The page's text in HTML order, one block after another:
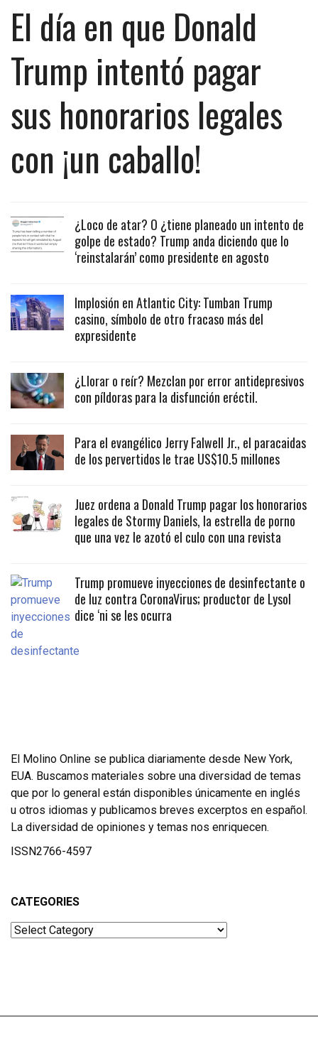
El día en que Donald
Trump intentó pagar
sus honorarios legales
con ¡un caballo!
¿Loco de atar? O ¿tiene planeado un intento de
golpe de estado? Trump anda diciendo que lo
‘reinstalarán’ como presidente en agosto
Implosión en Atlantic City: Tumban Trump
casino, símbolo de otro fracaso más del
expresidente
¿Llorar o reír? Mezclan por error antidepresivos
con píldoras para la disfunción eréctil.
Para el evangélico Jerry Falwell Jr., el paracaidas
de los pervertidos le trae US$10.5 millones
Juez ordena a Donald Trump pagar los honorarios
legales de Stormy Daniels, la estrella de porno
que una vez le azotó el culo con una revista
Trump promueve inyecciones de desinfectante o
de luz contra CoronaVirus; productor de Lysol
dice ‘ni se les ocurra
El Molino Online se publica diariamente desde New York,
EUA. Buscamos materiales sobre una diversidad de temas
que por lo general están disponibles únicamente en inglés
u otros idiomas y publicamos breves excerptos en español.
La diversidad de opiniones y temas nos enriquecen.
ISSN2766-4597
CATEGORIES
Categories